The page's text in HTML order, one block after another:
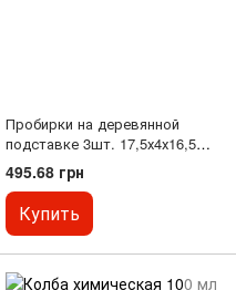
Пробирки на деревянной
подставке 3шт. 17,5х4х16,5
см. белый
495.68 грн
Купить